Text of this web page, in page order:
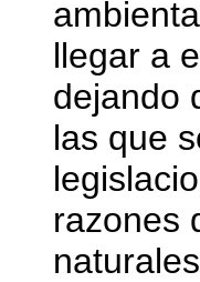
llegar a
dejando
las que
razones